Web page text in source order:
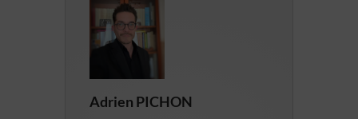
Adrien PICHON